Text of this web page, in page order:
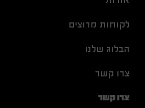
לקוחות מרוצים
הבלוג שלנו
צרו קשר
צרו קשר